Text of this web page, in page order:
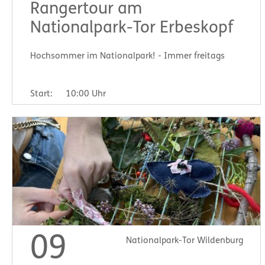
Rangertour am
Nationalpark-Tor Erbeskopf
Hochsommer im Nationalpark! - Immer freitags
Start: 10:00 Uhr
09 Nationalpark-Tor Wildenburg